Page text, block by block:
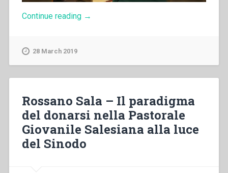
Continue reading “Francesca
sé
vita
della
beata
Eusebia
Palomino”
→
28 March 2019
Rossano Sala – Il paradigma
del donarsi nella Pastorale
Giovanile Salesiana alla luce
del Sinodo